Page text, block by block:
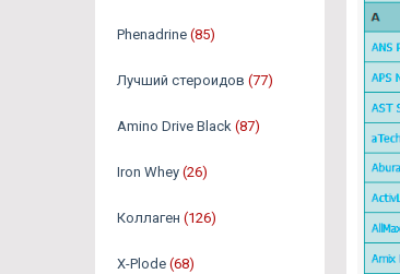
Phenadrine (85)
Лучший стероидов (77)
Amino Drive Black (87)
Iron Whey (26)
Коллаген (126)
X-Plode (68)